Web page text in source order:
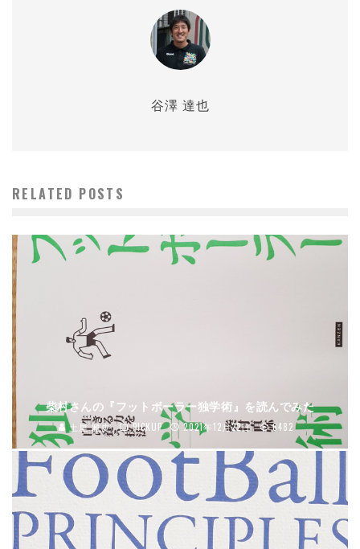
谷澤 達也
RELATED POSTS
柴村さんの『フットボーラー独学術』を読んでみた
土屋 雅史 PICKUP 2021年12月22日 6482